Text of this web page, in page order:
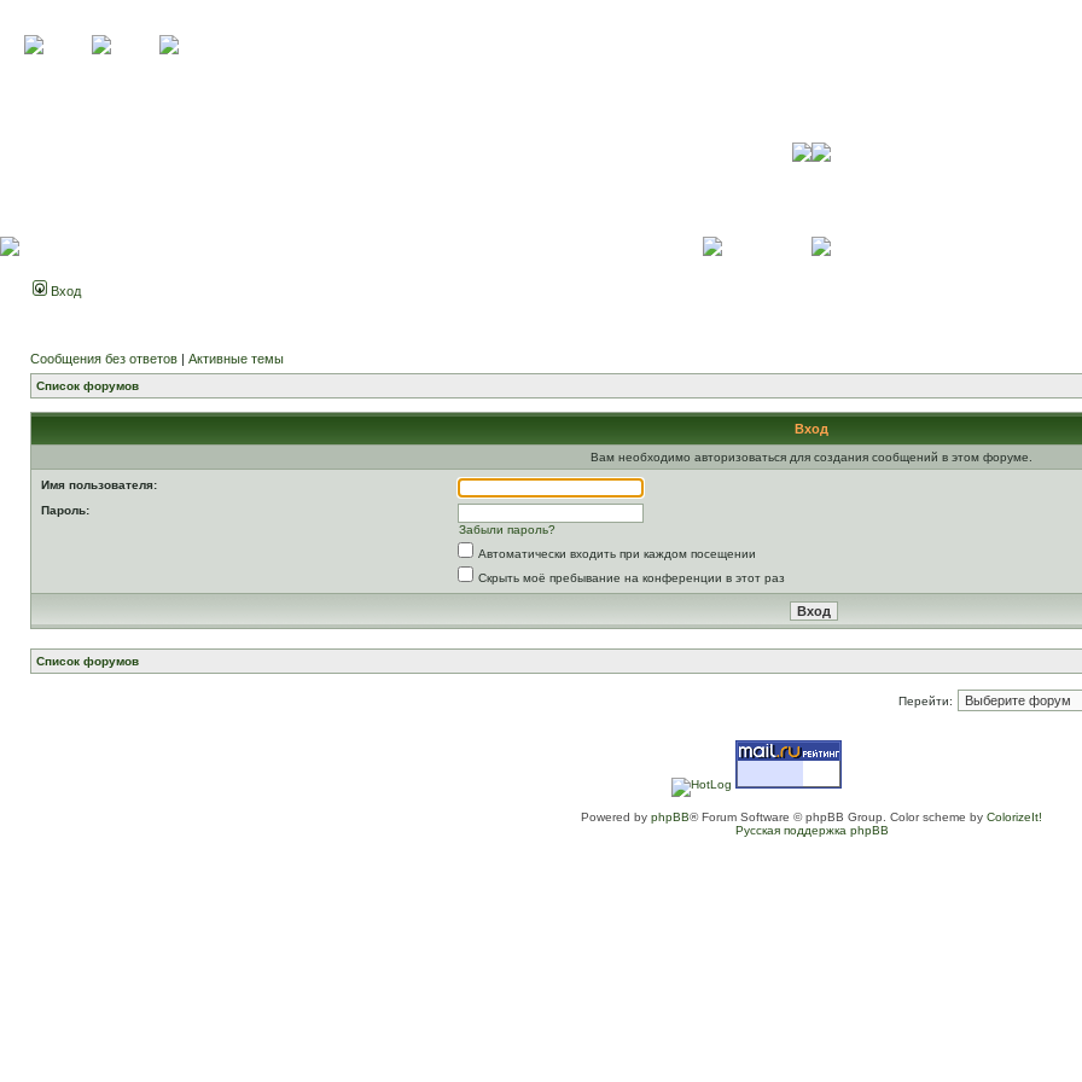
Вход
Сообщения без ответов | Активные темы
Список форумов
Вход
Вам необходимо авторизоваться для создания сообщений в этом форуме.
Имя пользователя:
Пароль:
Забыли пароль?
Автоматически входить при каждом посещении
Скрыть моё пребывание на конференции в этот раз
Список форумов
Перейти:
Powered by phpBB® Forum Software © phpBB Group. Color scheme by ColorizeIt!
Русская поддержка phpBB